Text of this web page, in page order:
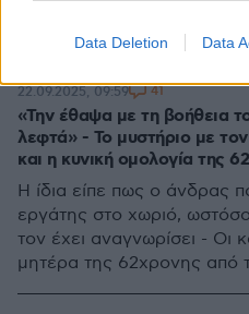
Data Deletion Data
«Την έθαψα με τη βοήθεια
λεφτά» - Το μυστήριο με
και η κυνική ομολογία της
Η ίδια είπε πως ο άνδρας
εργάτης στο χωριό,
τον έχει αναγνωρίσει - Οι
μητέρα της 62χρονης από
22.09.2025, 09:59 41